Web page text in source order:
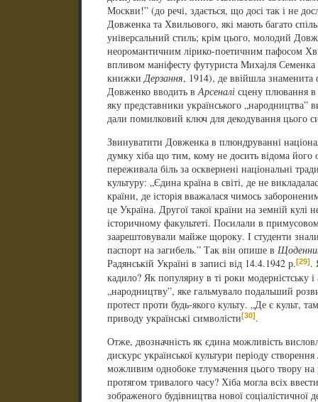
Москви!” (до речі, здається, що досі так і не
Довженка та Хвильового, які мають багато
універсальний стиль; крім цього, молодий
неоромантичним лірико-поетичним пафосом
впливом маніфесту футуриста Михајля
книжкиДерзання, 1914), де ввійшла
Довженко вводить вАрсеналі сцену плювання
яку представники українського „народництва”
дали помилковий ключ для декодування цього
Звинуватити Довженка в плюндруванні
думку хіба що тим, кому не досить відома його
переживала біль за осквернені національні
культуру: „Єдина країна в світі, де не
країни, де історія вважалася чимось
це Україна. Другої такої країни на земній кулі
історичному факультеті. Посилали в
заарештовували майже щороку. І студенти
паспорт на загибель.” Так він опише в
Радянській Україні в записі від 14.4.1942 р.[29].
кадило? Як популярну в ті роки модерністську
„народництву”, яке гальмувало подальший
протест проти будь-якого культу. „Де є культ,
приводу українські символісти[30].
Отже, двозначність як єдина можливість
дискурс української культури періоду створення
можливим однобоке тлумачення цього твору на
протягом тривалого часу? Хіба могла всіх
зображеного будівництва нової соціалістичної